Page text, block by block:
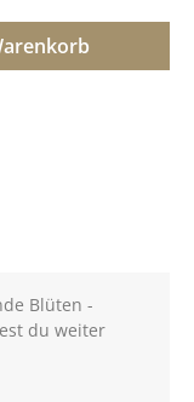
Blüten -
du weiter